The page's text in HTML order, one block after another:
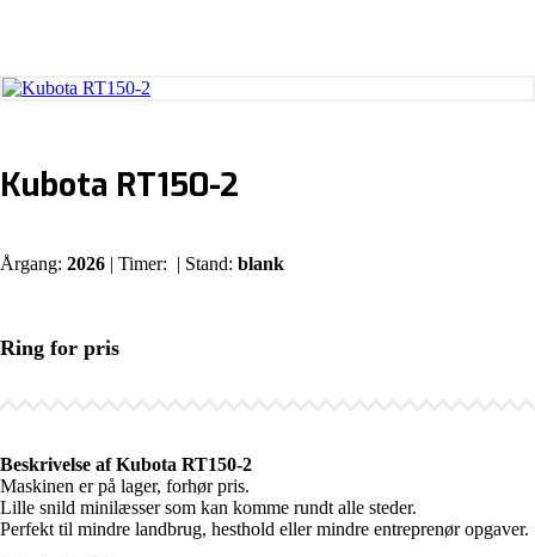
Kubota RT150-2
Årgang: 2026 | Timer: | Stand: blank
Ring for pris
Beskrivelse af Kubota RT150-2
Maskinen er på lager, forhør pris.
Lille snild minilæsser som kan komme rundt alle steder.
Perfekt til mindre landbrug, hesthold eller mindre entreprenør opgaver.